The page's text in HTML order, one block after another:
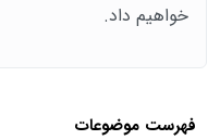
خواهیم داد.
فهرست موضوعات